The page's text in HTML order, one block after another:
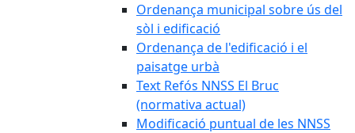
Ordenança municipal sobre ús del
sòl i edificació
Ordenança de l'edificació i el
paisatge urbà
Text Refós NNSS El Bruc
(normativa actual)
Modificació puntual de les NNSS